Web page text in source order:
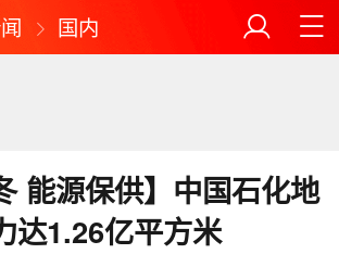
国内
能源保供】中国石化地
达1.26亿平方米